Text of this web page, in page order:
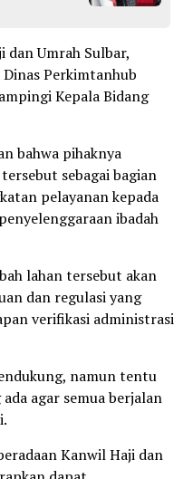
dan Umrah Sulbar,
Perkimtanhub
Kepala Bidang
bahwa pihaknya
sebagai bagian
pelayanan kepada
ibadah
lahan tersebut akan
dan regulasi yang
verifikasi administrasi
namun tentu
agar semua berjalan
Kanwil Haji dan